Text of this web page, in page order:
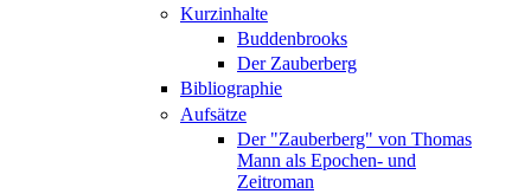
Kurzinhalte
Buddenbrooks
Der Zauberberg
Bibliographie
Aufsätze
Der "Zauberberg" von Thomas
Mann als Epochen- und
Zeitroman